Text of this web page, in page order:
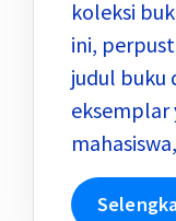
koleksi
ini,
judul buku
eksemplar